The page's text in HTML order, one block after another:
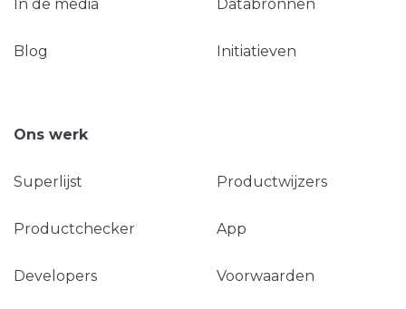
In de media Databronnen
Blog Initiatieven
Ons werk
Superlijst Productwijzers
Productchecker App
Developers Voorwaarden